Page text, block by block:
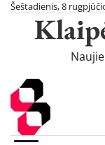
Skip
content
Šeštadienis, 8